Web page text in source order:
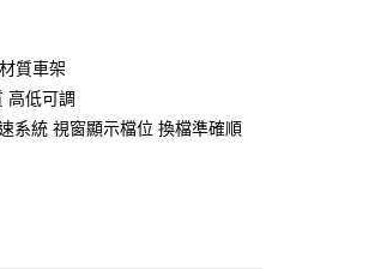
質車架
高低可調
系統 視窗顯示檔位 換檔準確順